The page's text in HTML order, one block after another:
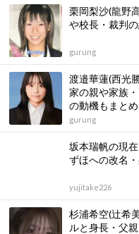
栗岡梨沙(龍野
や校長・裁判
gurung
渡邉華蓮(西光
家の親や家族
の動機もまとめ
gurung
坂本瑞帆の現
ずほへの改名
yujitake226
杉浦希空(辻希
ルと身長・父